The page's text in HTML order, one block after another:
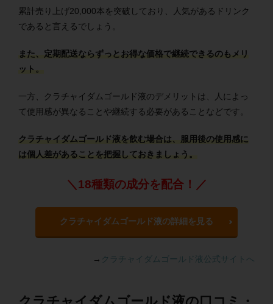
累計売り上げ20,000本を突破しており、人気があるドリンク
であると言えるでしょう。
また、定期配送ならずっとお得な価格で継続できるのもメリ
ット。
一方、クラチャイダムゴールド液のデメリットは、人によっ
て使用感が異なることや継続する必要があることなどです。
クラチャイダムゴールド液を飲む場合は、服用後の使用感に
は個人差があることを把握しておきましょう。
＼18種類の成分を配合！／
クラチャイダムゴールド液の詳細を見る
→ クラチャイダムゴールド液公式サイトへ